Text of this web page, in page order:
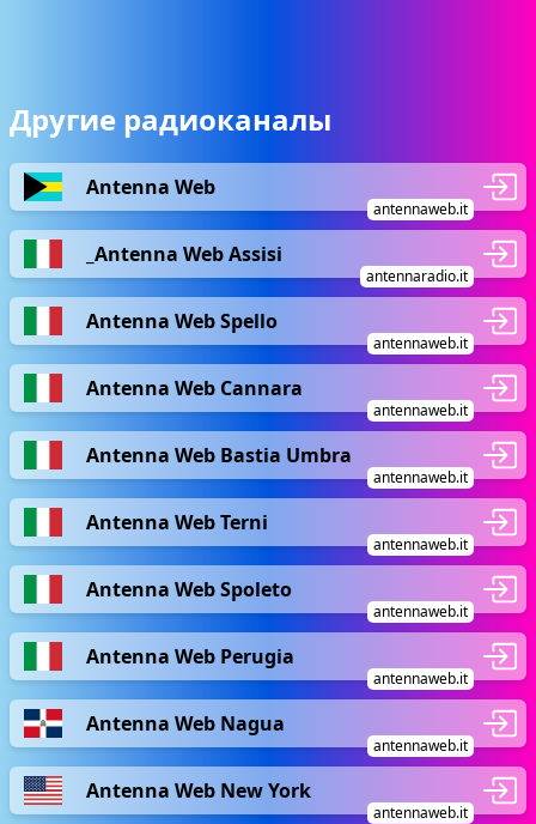
Другие радиоканалы
Antenna Web
antennaweb.it
_Antenna Web Assisi
antennaradio.it
Antenna Web Spello
antennaweb.it
Antenna Web Cannara
antennaweb.it
Antenna Web Bastia Umbra
antennaweb.it
Antenna Web Terni
antennaweb.it
Antenna Web Spoleto
antennaweb.it
Antenna Web Perugia
antennaweb.it
Antenna Web Nagua
antennaweb.it
Antenna Web New York
antennaweb.it